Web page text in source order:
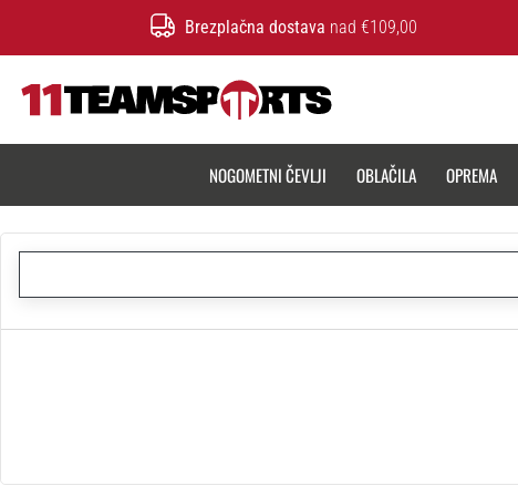
Brezplačna dostava nad €109,00
NOGOMETNI ČEVLJI OBLAČILA OPREMA